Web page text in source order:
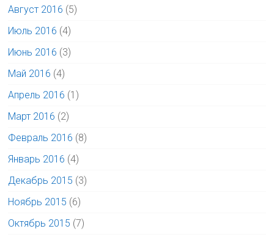
Август 2016 (5)
Июль 2016 (4)
Июнь 2016 (3)
Май 2016 (4)
Апрель 2016 (1)
Март 2016 (2)
Февраль 2016 (8)
Январь 2016 (4)
Декабрь 2015 (3)
Ноябрь 2015 (6)
Октябрь 2015 (7)